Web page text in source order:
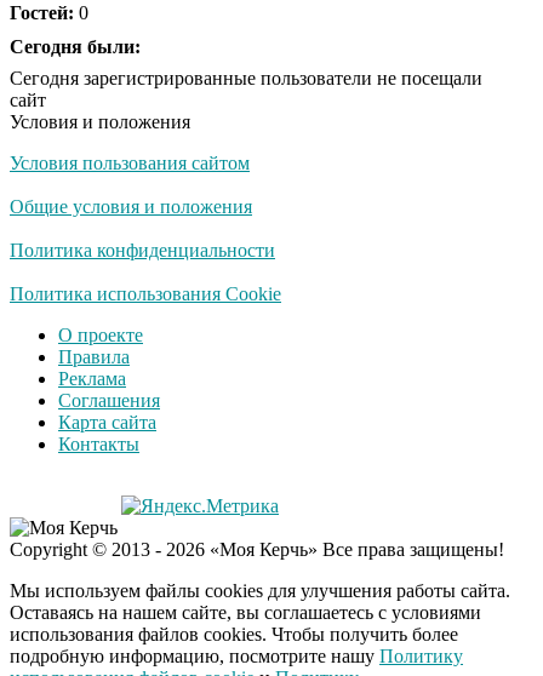
Ржу не переставая, это
не раз
Скрытая камера на
люди вытворяют, когда
Ролик длится
смеяться вы будете
Королева вагона
отожгла! Видео не
оставит равнодушным
Гостей: 0
Сегодня были:
Сегодня зарегистрированные пользователи не посещали
сайт
Условия и положения
Условия пользования сайтом
Общие условия и положения
Политика конфиденциальности
Политика использования Cookie
О проекте
Правила
Реклама
Соглашения
Карта сайта
Контакты
Copyright © 2013 - 2026 «Моя Керчь» Все права защищены!
Мы используем файлы cookies для улучшения работы сайта.
Оставаясь на нашем сайте, вы соглашаетесь с условиями
использования файлов cookies. Чтобы получить более
подробную информацию, посмотрите нашу Политику